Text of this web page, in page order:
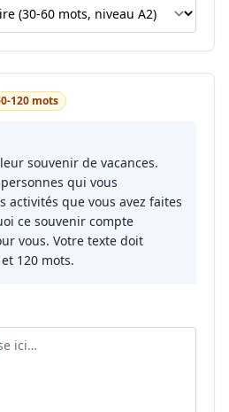
120 mots
souvenir de vacances.
qui vous
activités que vous avez faites
ce souvenir compte
vous. Votre texte doit
120 mots.